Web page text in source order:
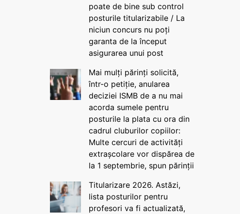
poate de bine sub control
posturile titularizabile / La
niciun concurs nu poți
garanta de la început
asigurarea unui post
Mai mulți părinți solicită,
într-o petiție, anularea
deciziei ISMB de a nu mai
acorda sumele pentru
posturile la plata cu ora din
cadrul cluburilor copiilor:
Multe cercuri de activități
extrașcolare vor dispărea de
la 1 septembrie, spun părinții
Titularizare 2026. Astăzi,
lista posturilor pentru
profesori va fi actualizată,